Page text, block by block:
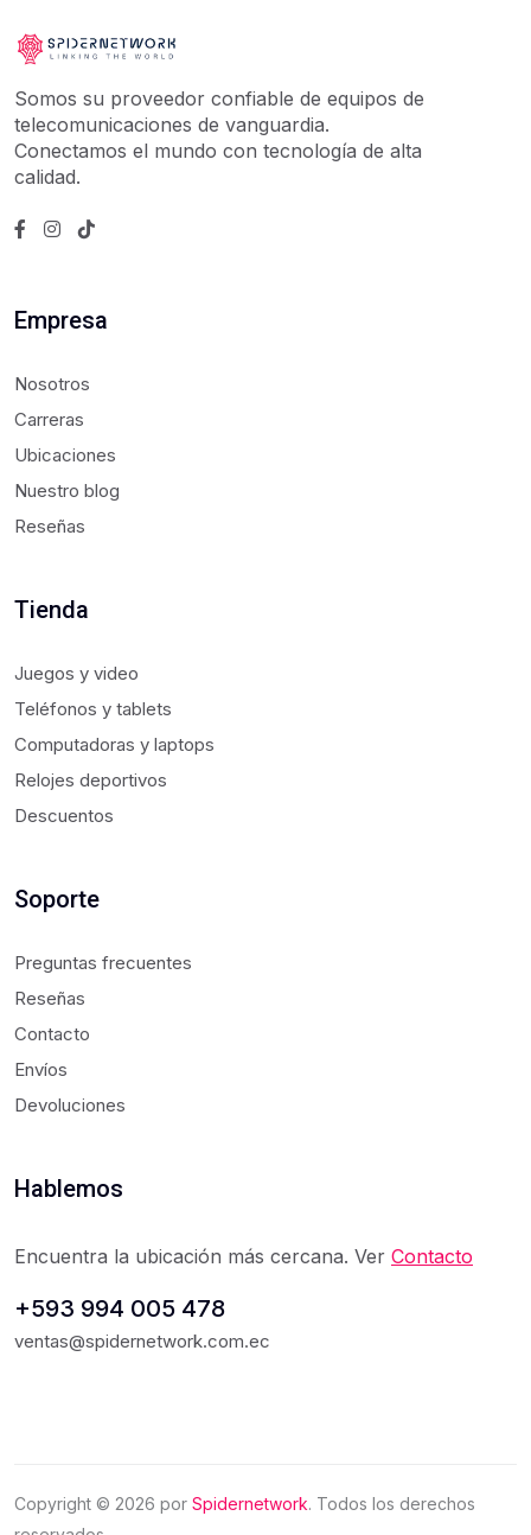
Somos su proveedor confiable de equipos de
telecomunicaciones de vanguardia.
Conectamos el mundo con tecnología de alta
calidad.
Empresa
Nosotros
Carreras
Ubicaciones
Nuestro blog
Reseñas
Tienda
Juegos y video
Teléfonos y tablets
Computadoras y laptops
Relojes deportivos
Descuentos
Soporte
Preguntas frecuentes
Reseñas
Contacto
Envíos
Devoluciones
Hablemos
Encuentra la ubicación más cercana. Ver Contacto
+593 994 005 478
ventas@spidernetwork.com.ec
Copyright © 2026 por Spidernetwork. Todos los derechos